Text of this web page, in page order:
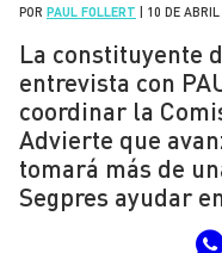
POR PAUL FOLLERT 10 DE
La constituyente
entrevista con
coordinar la
Advierte que
tomará más de
Segpres ayudar